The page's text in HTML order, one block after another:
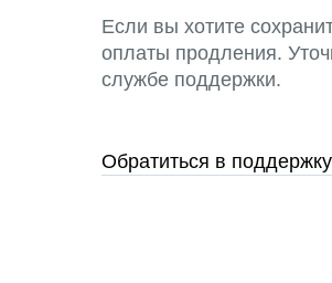
Если вы хотите
оплаты продления.
службе поддержки.
Обратиться в поддержку